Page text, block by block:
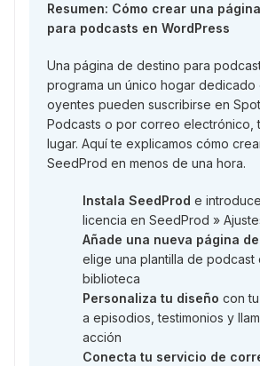
Resumen: Cómo crear una
para podcasts en WordPress
Una página de destino para
programa un único hogar dedicado
oyentes pueden suscribirse en
Podcasts o por correo electrónico,
lugar. Aquí te explicamos cómo
SeedProd en menos de una hora.
Instala SeedProd e
licencia en SeedProd »
Añade una nueva página
elige una plantilla de podcast
biblioteca
Personaliza tu diseño con
a episodios, testimonios y
acción
Conecta tu servicio de